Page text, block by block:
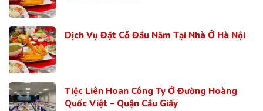
Dịch Vụ Đặt Cỗ Đầu Năm Tại Nhà Ở Hà Nội
Tiệc Liên Hoan Công Ty Ở Đường Hoàng
Quốc Việt – Quận Cầu Giấy